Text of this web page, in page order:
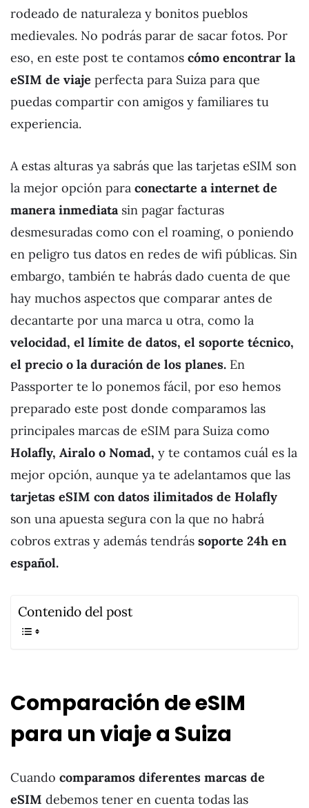
rodeado de naturaleza y bonitos pueblos
medievales. No podrás parar de sacar fotos. Por
eso, en este post te contamos cómo encontrar la
eSIM de viaje perfecta para Suiza para que
puedas compartir con amigos y familiares tu
experiencia.
A estas alturas ya sabrás que las tarjetas eSIM son
la mejor opción para conectarte a internet de
manera inmediatasin pagar facturas
desmesuradas como con el roaming, o poniendo
en peligro tus datos en redes de wifi públicas. Sin
embargo, también te habrás dado cuenta de que
hay muchos aspectos que comparar antes de
decantarte por una marca u otra, como la
velocidad, el límite de datos, el soporte técnico,
el precio o la duración de los planes. En
Passporter te lo ponemos fácil, por eso hemos
preparado este post donde comparamos las
principales marcas de eSIM para Suiza como
Holafly, Airalo o Nomad, y te contamos cuál es la
mejor opción, aunque ya te adelantamos que las
tarjetas eSIM con datos ilimitados de Holafly
son una apuesta segura con la que no habrá
cobros extras y además tendrás soporte 24h en
español.
Contenido del post
Comparación de eSIM
para un viaje a Suiza
Cuando comparamos diferentes marcas de
eSIM debemos tener en cuenta todas las